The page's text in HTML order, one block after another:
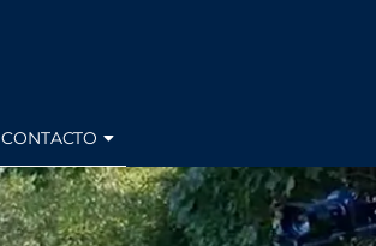
CONTACTO